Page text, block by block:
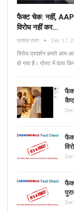
फैक्ट चेक: नहीं, AAP
विरोध नहीं कर…
प्रशांत टम्टा Dec 17,
विरोध प्रदर्शन करते आम
हो गया है। पोस्ट में दावा